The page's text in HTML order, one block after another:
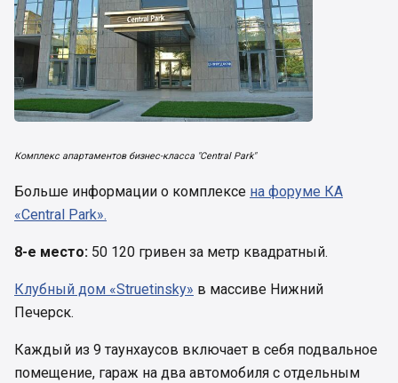
Комплекс апартаментов бизнес-класса "Central Park"
Больше информации о комплексе на форуме КА
«Central Park».
8-е место: 50 120 гривен за метр квадратный.
Клубный дом «Struetinsky» в массиве Нижний
Печерск.
Каждый из 9 таунхаусов включает в себя подвальное
помещение, гараж на два автомобиля с отдельным